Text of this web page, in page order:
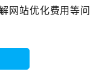
网站优化费用等问